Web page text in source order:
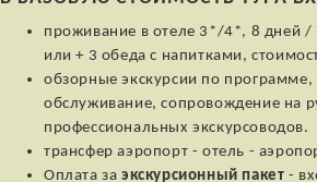
проживание в отеле 3*/4*, 8 дней /
или + 3 обеда с напитками,
обзорные экскурсии по программе,
обслуживание, сопровождение на
профессиональных экскурсоводов.
трансфер аэропорт - отель -
Оплата за экскурсионный пакет -